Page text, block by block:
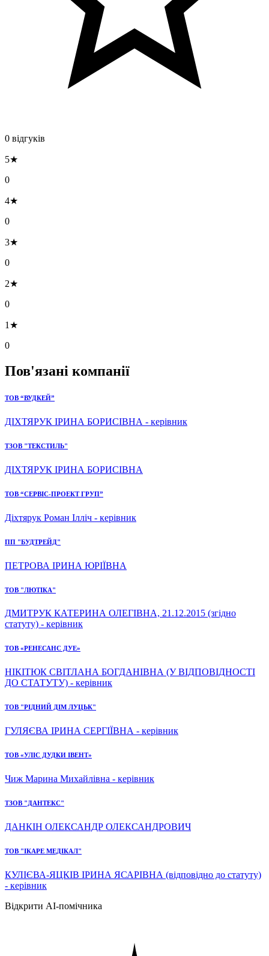
0 відгуків
5★
0
4★
0
3★
0
2★
0
1★
0
Пов'язані компанії
ТОВ “ВУДКЕЙ”
ДІХТЯРУК ІРИНА БОРИСІВНА - керівник
ТЗОВ "ТЕКСТИЛЬ"
ДІХТЯРУК ІРИНА БОРИСІВНА
ТОВ “СЕРВІС-ПРОЕКТ ГРУП”
Діхтярук Роман Ілліч - керівник
ПП "БУДТРЕЙД"
ПЕТРОВА ІРИНА ЮРІЇВНА
ТОВ "ЛЮТІКА"
ДМИТРУК КАТЕРИНА ОЛЕГІВНА, 21.12.2015 (згідно
статуту) - керівник
ТОВ «РЕНЕСАНС ДУЕ»
НІКІТЮК СВІТЛАНА БОГДАНІВНА (У ВІДПОВІДНОСТІ
ДО СТАТУТУ) - керівник
ТОВ "РІДНИЙ ДІМ ЛУЦЬК"
ГУЛЯЄВА ІРИНА СЕРГІЇВНА - керівник
ТОВ «УЛІС ДУДКИ ІВЕНТ»
Чиж Марина Михайлівна - керівник
ТЗОВ "ДАНТЕКС"
ДАНКІН ОЛЕКСАНДР ОЛЕКСАНДРОВИЧ
ТОВ "ІКАРЕ МЕДІКАЛ"
КУЛІЄВА-ЯЦКІВ ІРИНА ЯСАРІВНА (відповідно до статуту)
- керівник
Відкрити AI-помічника